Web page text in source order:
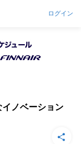
ログイン
イノベーション